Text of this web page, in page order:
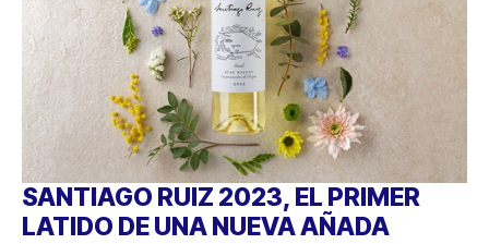
SANTIAGO RUIZ 2023, EL PRIMER
LATIDO DE UNA NUEVA AÑADA